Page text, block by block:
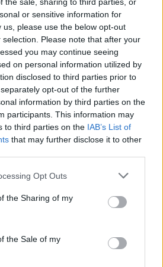
or sensitive information for
please use the below opt-out
Please note that after your
you may continue seeing
on personal information utilized by
disclosed to third parties prior to
opt-out of the further
information by third parties on the
participants. This information may
to third parties on the IAB’s List of
that may further disclose it to other
app uses one or more Google
usage behaviour. You may click to
Google and its third-party tags to
specified purposes in below Google
Opt Outs
the Sharing of my
the Sale of my
döntött a kerület fideszes
háromszor adták át a